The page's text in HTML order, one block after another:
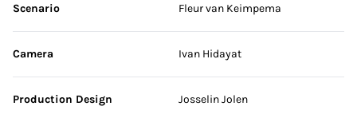
Scenario Fleur van Keimpema
Camera Ivan Hidayat
Production Design Josselin Jolen